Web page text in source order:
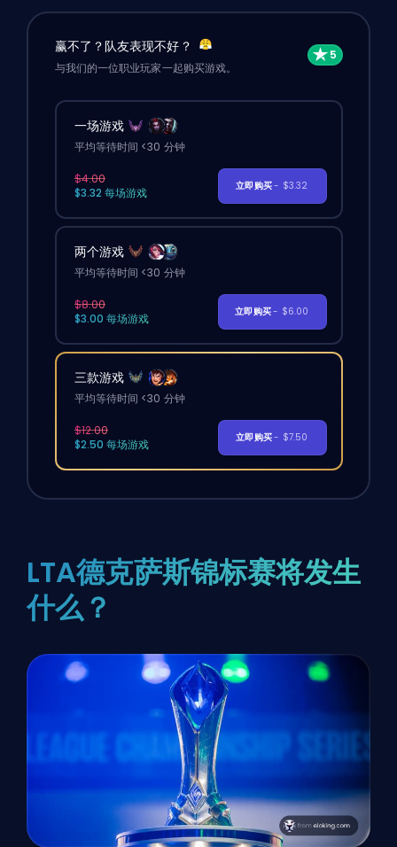
赢不了？队友表现不好？
与我们的一位职业玩家一起购买游戏。
一场游戏
平均等待时间 <30 分钟
$4.00
$3.32 每场游戏
立即购买- $3.32
两个游戏
平均等待时间 <30 分钟
$8.00
$3.00 每场游戏
立即购买- $6.00
三款游戏
平均等待时间 <30 分钟
$12.00
$2.50 每场游戏
立即购买- $7.50
LTA德克萨斯锦标赛将发生
什么？